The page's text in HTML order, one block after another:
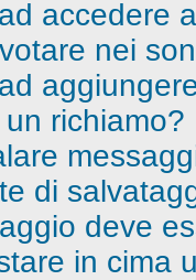
accedere
nei
richiamo?
di
deve
in cima